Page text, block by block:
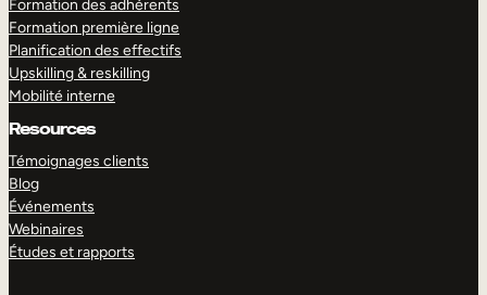
Formation des adhérents
Formation première ligne
Planification des effectifs
Upskilling & reskilling
Mobilité interne
Resources
Témoignages clients
Blog
Événements
Webinaires
Études et rapports